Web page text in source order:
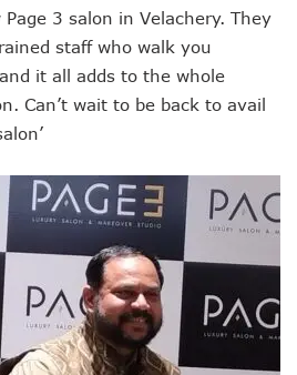
3 salon in Velachery. They
staff who walk you
it all adds to the whole
Can’t wait to be back to avail